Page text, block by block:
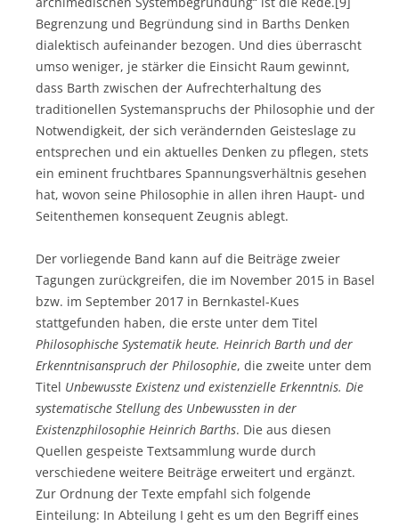
Begrenzung und Begründung sind in Barths Denken
dialektisch aufeinander bezogen. Und dies überrascht
umso weniger, je stärker die Einsicht Raum gewinnt,
dass Barth zwischen der Aufrechterhaltung des
traditionellen Systemanspruchs der Philosophie und der
Notwendigkeit, der sich verändernden Geisteslage zu
entsprechen und ein aktuelles Denken zu pflegen, stets
ein eminent fruchtbares Spannungsverhältnis gesehen
hat, wovon seine Philosophie in allen ihren Haupt- und
Seitenthemen konsequent Zeugnis ablegt.
Der vorliegende Band kann auf die Beiträge zweier
Tagungen zurückgreifen, die im November 2015 in Basel
bzw. im September 2017 in Bernkastel-Kues
stattgefunden haben, die erste unter dem Titel
Philosophische Systematik heute. Heinrich Barth und der
Erkenntnisanspruch der Philosophie, die zweite unter dem
Titel Unbewusste Existenz und existenzielle Erkenntnis. Die
systematische Stellung des Unbewussten in der
Existenzphilosophie Heinrich Barths. Die aus diesen
Quellen gespeiste Textsammlung wurde durch
verschiedene weitere Beiträge erweitert und ergänzt.
Zur Ordnung der Texte empfahl sich folgende
Einteilung: In Abteilung I geht es um den Begriff eines